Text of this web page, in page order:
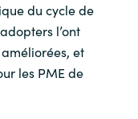
du cycle de
l’ont
et
les PME de